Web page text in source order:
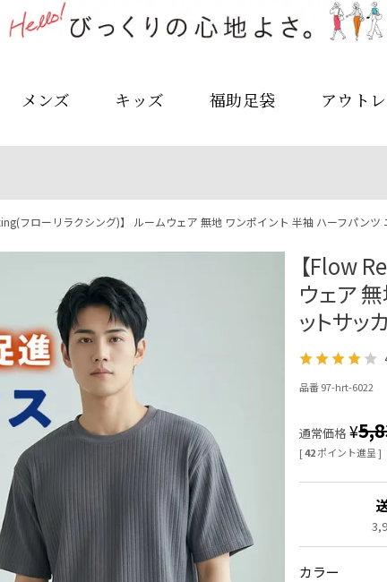
メンズ キッズ 福助足袋 アウト
フローリラクシング)】 ルームウェア 無地 ワンポイント 半袖 ハーフパンツ
【Flow
ウェア
ットサッ
品番 97-hrt-6022
[42ポイント進呈 ]
通常価格 ¥
カラー